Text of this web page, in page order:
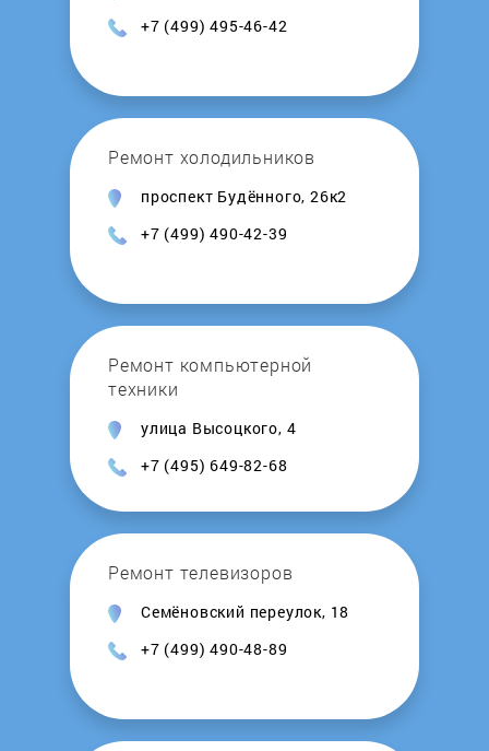
+7 (499) 495-46-42
Ремонт холодильников
проспект Будённого, 26к2
+7 (499) 490-42-39
Ремонт компьютерной
техники
улица Высоцкого, 4
+7 (495) 649-82-68
Ремонт телевизоров
Семёновский переулок, 18
+7 (499) 490-48-89